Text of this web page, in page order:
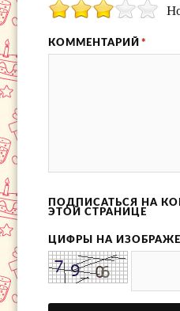
КОММЕНТАРИЙ *
ПОДПИСАТЬСЯ НА
ЭТОЙ СТРАНИЦЕ
ЦИФРЫ НА